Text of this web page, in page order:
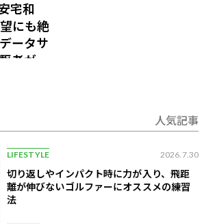
宅和
にも絶
ータサ
者が語
人気記事
LIFESTYLE 2026.7.30
切り返しやインパクト時に力が入り、飛距
離が伸びないゴルファーにオススメの練習
法